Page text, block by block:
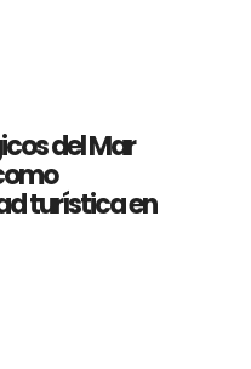
del Mar
turística en